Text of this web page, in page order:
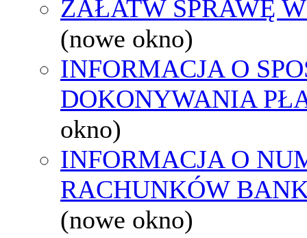
ZAŁATW SPRAWĘ
(nowe okno)
INFORMACJA O
DOKONYWANIA
okno)
INFORMACJA O
RACHUNKÓW
(nowe okno)